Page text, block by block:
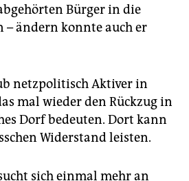
Bürger in die
– ändern konnte auch er
netzpolitisch Aktiver in
mal wieder den Rückzug in
Dorf bedeuten. Dort kann
Widerstand leisten.
sich einmal mehr an